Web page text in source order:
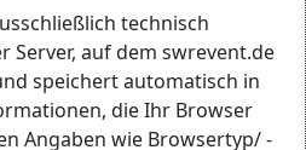
technisch
Server, auf dem swrevent.de
speichert automatisch in
die Ihr Browser
Angaben wie Browsertyp/ -